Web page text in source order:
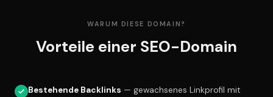
WARUM DIESE DOMAIN?
Vorteile einer SEO-Domain
Bestehende Backlinks — gewachsenes Linkprofil mit